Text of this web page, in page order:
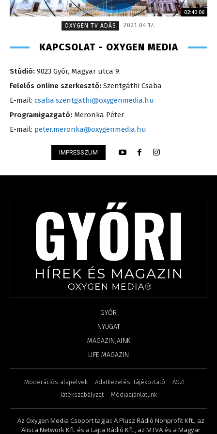
02:40:06
OXYGEN TV ADÁS
2021.04.17.
KAPCSOLAT - OXYGEN MEDIA
Stúdió: 9023 Győr, Magyar utca 9.
Felelős online szerkesztő: Szentgáthi Csaba
E-mail: csaba.szentgathi@oxygenmedia.hu
Programigazgató: Meronka Péter
E-mail: peter.meronka@oxygenmedia.hu
IMPRESSZUM
GYŐR
NYUGAT
MAGAZINJAINK
LIFE MAGAZIN
Moderációs alapelvek Adatkezelési tájékoztató
ÁSZF
Játékszabályzat
Médiaajánlatunk
Az Oxygen Media Csoport tagjai: A Plusz Rádió Nonprofit Kft., az
Alisca Network Kft. és a Lajta Rádió Kft., az MTVA és a Magyar